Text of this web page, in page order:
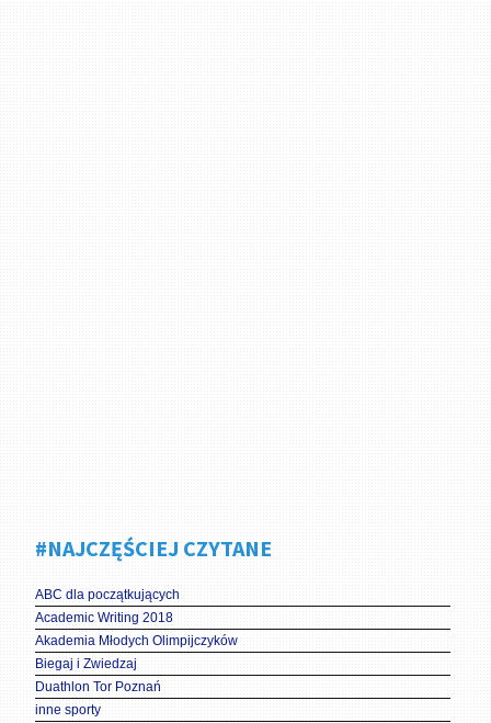
#NAJCZĘŚCIEJ CZYTANE
ABC dla początkujących
Academic Writing 2018
Akademia Młodych Olimpijczyków
Biegaj i Zwiedzaj
Duathlon Tor Poznań
inne sporty